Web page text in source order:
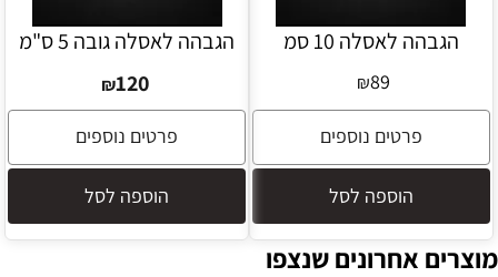
הגבהה לאסלה 10 סמ
₪89
פרטים נוספים
הוספה לסל
הגבהה לאסלה גובה 5 ס"מ
₪120
פרטים נוספים
הוספה לסל
מוצרים אחרונים שנצפו